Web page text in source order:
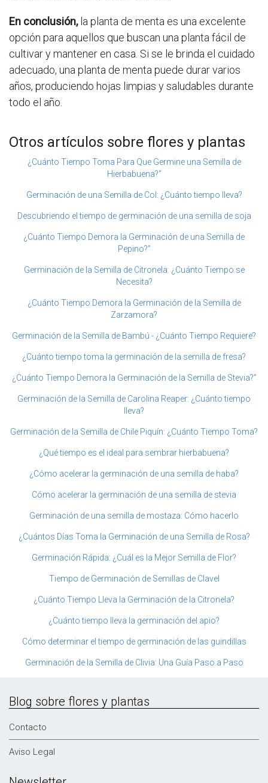
En conclusión,la planta de menta es una excelente
opción para aquellos que buscan una planta fácil de
cultivar y mantener en casa. Si se le brinda el cuidado
adecuado, una planta de menta puede durar varios
años, produciendo hojas limpias y saludables durante
todo el año.
Otros artículos sobre flores y plantas
¿Cuánto Tiempo Toma Para Que Germine una Semilla de
Hierbabuena?”
Germinación de una Semilla de Col: ¿Cuánto tiempo lleva?
Descubriendo el tiempo de germinación de una semilla de soja
¿Cuánto Tiempo Demora la Germinación de una Semilla de
Pepino?”
Germinación de la Semilla de Citronela: ¿Cuánto Tiempo se
Necesita?
¿Cuánto Tiempo Demora la Germinación de la Semilla de
Zarzamora?
Germinación de la Semilla de Bambú - ¿Cuánto Tiempo Requiere?
¿Cuánto tiempo toma la germinación de la semilla de fresa?
¿Cuánto Tiempo Demora la Germinación de la Semilla de Stevia?”
Germinación de la Semilla de Carolina Reaper: ¿Cuánto tiempo
lleva?
Germinación de la Semilla de Chile Piquín: ¿Cuánto Tiempo Toma?
¿Qué tiempo es el ideal para sembrar hierbabuena?
¿Cómo acelerar la germinación de una semilla de haba?
Cómo acelerar la germinación de una semilla de stevia
Germinación de una semilla de mostaza: Cómo hacerlo
¿Cuántos Días Toma la Germinación de una Semilla de Rosa?
Germinación Rápida: ¿Cuál es la Mejor Semilla de Flor?
Tiempo de Germinación de Semillas de Clavel
¿Cuánto Tiempo Lleva la Germinación de la Citronela?
¿Cuánto tiempo lleva la germinación del apio?
Cómo determinar el tiempo de germinación de las guindillas
Germinación de la Semilla de Clivia: Una Guía Paso a Paso
Blog sobre flores y plantas
Contacto
Aviso Legal